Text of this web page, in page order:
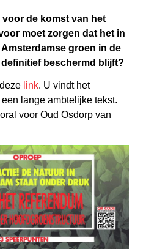
voor de komst van het
moet zorgen dat het in
groen in de
beschermd blijft?
link. U vindt het
lange ambtelijke tekst.
voor Oud Osdorp van